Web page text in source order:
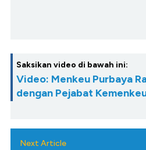
Saksikan video di bawah ini:
Video: Menkeu Purbaya
dengan Pejabat
Next Article